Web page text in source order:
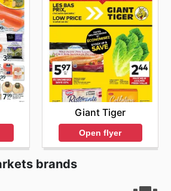
Giant Tiger
Open flyer
brands